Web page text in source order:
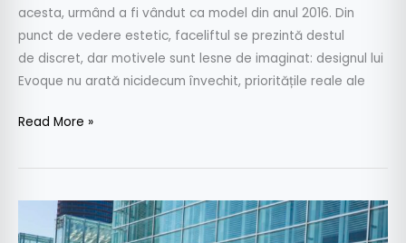
acesta, urmând a fi vândut ca model din anul 2016. Din
punct de vedere estetic, faceliftul se prezintă destul
de discret, dar motivele sunt lesne de imaginat: designul lui
Evoque nu arată nicidecum învechit, prioritățile reale ale
Read More »
1